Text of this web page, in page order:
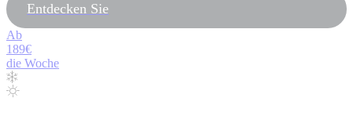
Entdecken Sie
Ab
189€
die Woche